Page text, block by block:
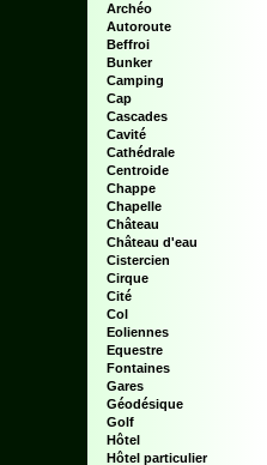
Archéo
Autoroute
Beffroi
Bunker
Camping
Cap
Cascades
Cavité
Cathédrale
Centroide
Chappe
Chapelle
Château
Château d'eau
Cistercien
Cirque
Cité
Col
Eoliennes
Equestre
Fontaines
Gares
Géodésique
Golf
Hôtel
Hôtel particulier